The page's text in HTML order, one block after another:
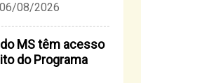
08/2026
MS têm acesso
do Programa